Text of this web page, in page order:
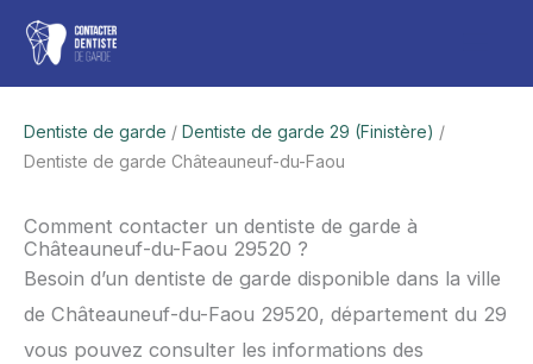
Aller
contenu
Dentiste de garde / Dentiste de garde 29 (Finistère) /
Dentiste de garde Châteauneuf-du-Faou
Comment contacter un dentiste de garde à
Châteauneuf-du-Faou 29520 ?
Besoin d’un dentiste de garde disponible dans la ville
de Châteauneuf-du-Faou 29520, département du 29
vous pouvez consulter les informations des